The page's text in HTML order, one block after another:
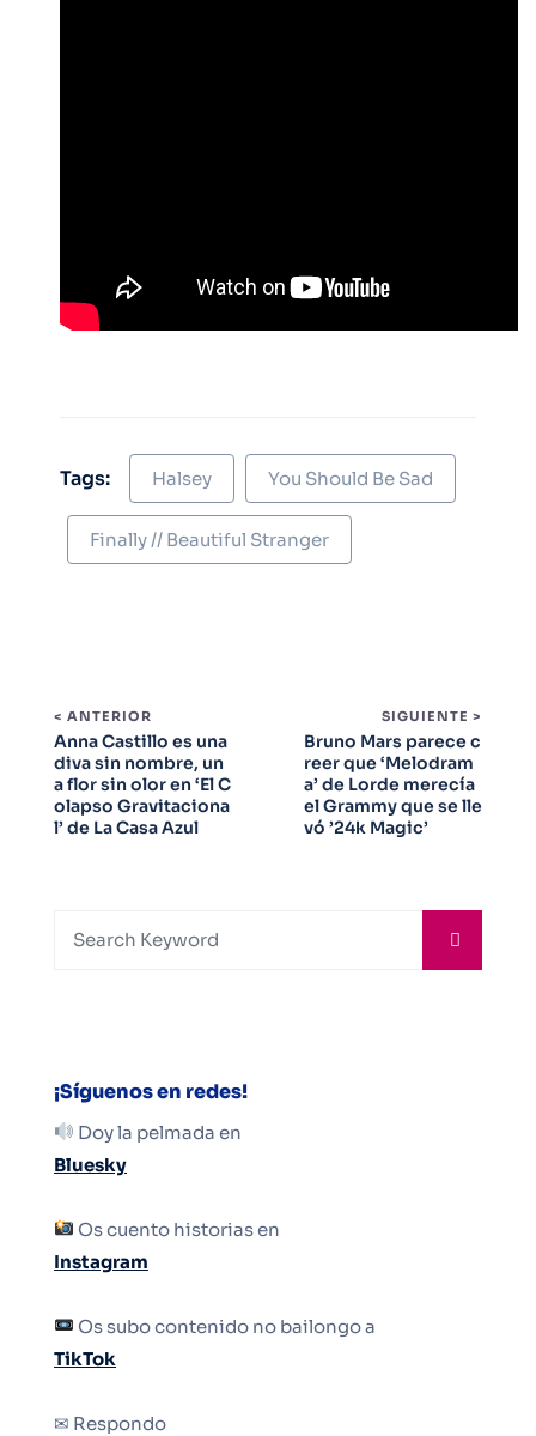
Tags: Halsey You Should Be Sad
Finally // Beautiful Stranger
< ANTERIOR
Anna Castillo es una
diva sin nombre, un
a flor sin olor en ‘El C
olapso Gravitaciona
l’ de La Casa Azul
SIGUIENTE >
Bruno Mars parece c
reer que ‘Melodram
a’ de Lorde merecía
el Grammy que se lle
vó ’24k Magic’
¡Síguenos en redes!
Doy la pelmada en
Bluesky
Os cuento historias en
Instagram
Os subo contenido no bailongo a
TikTok
✉ Respondo